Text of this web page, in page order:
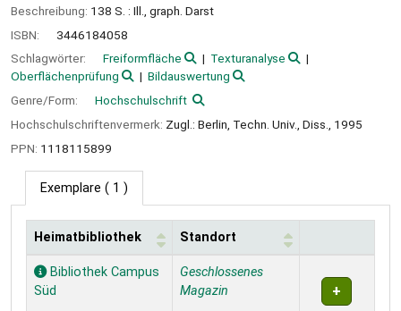
Beschreibung: 138 S. : Ill., graph. Darst
ISBN:
3446184058
Schlagwörter:
Freiformfläche
Texturanalyse
Oberflächenprüfung
Bildauswertung
Genre/Form:
Hochschulschrift
Hochschulschriftenvermerk: Zugl.: Berlin, Techn. Univ., Diss., 1995
PPN: 1118115899
Exemplare ( 1 )
Exemplare
Heimatbibliothek Standort
Bibliothek Campus
Süd
Geschlossenes
Magazin